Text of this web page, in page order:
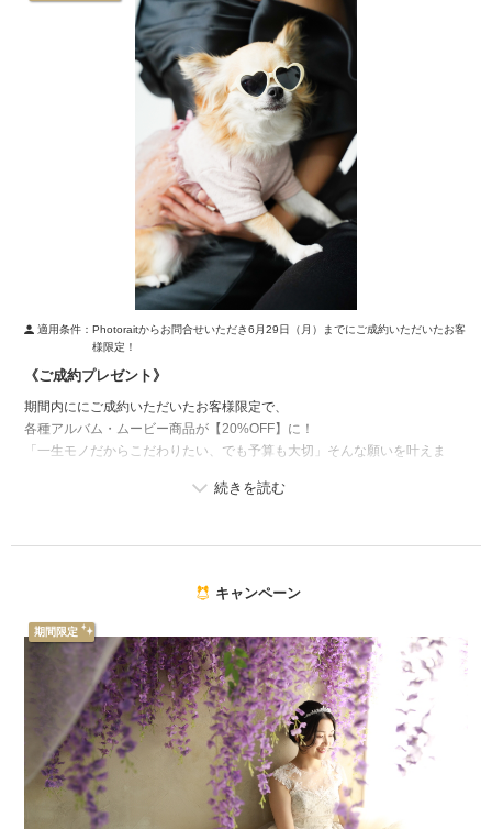
適用条件： Photoraitからお問合せいただき6月29日（月）までにご成約いただいたお客
様限定！
《ご成約プレゼント》
期間内ににご成約いただいたお客様限定で、
各種アルバム・ムービー商品が【20%OFF】に！
「一生モノだからこだわりたい、でも予算も大切」そんな願いを叶えま
キャンペーン
期間限定